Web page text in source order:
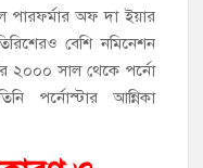
পারফর্মার অফ দা ইয়ার
বেশি নমিনেশন
২০০০ সাল থেকে পর্নো
পর্নোস্টার আন্নিকা